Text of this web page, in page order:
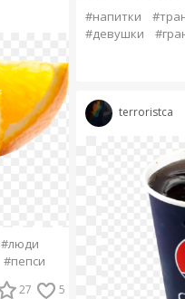
#люди
#пепси
27 5
#напитки
#девушки
terroristca